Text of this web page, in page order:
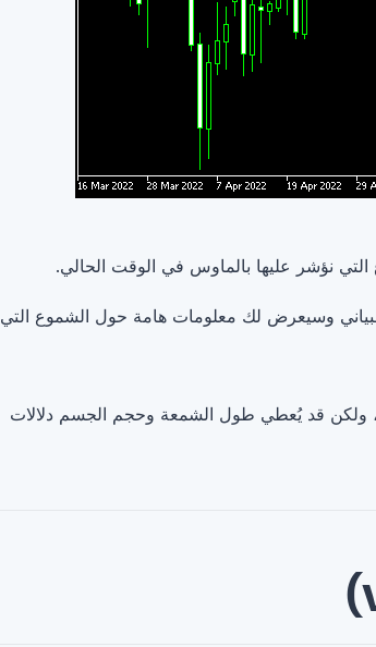
نؤشر عليها بالماوس في الوقت الحالي.
وسيعرض لك معلومات هامة حول الشموع التي
ولكن قد يُعطي طول الشمعة وحجم الجسم دلالات